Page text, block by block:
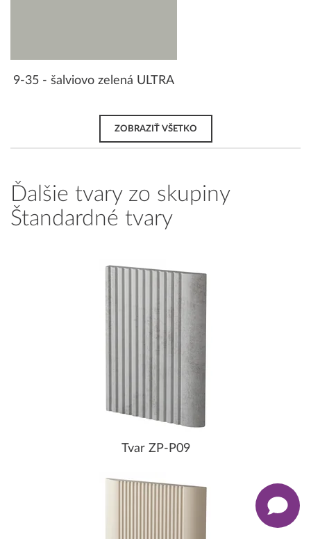
9-35 - šalviovo zelená ULTRA
ZOBRAZIŤ VŠETKO
Ďalšie tvary zo skupiny
Štandardné tvary
Tvar ZP-P09